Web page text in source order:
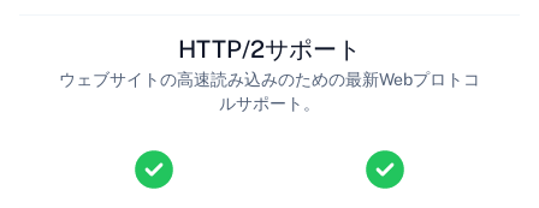
HTTP/2サポート
ウェブサイトの高速読み込みのための最新Webプロトコ
ルサポート。